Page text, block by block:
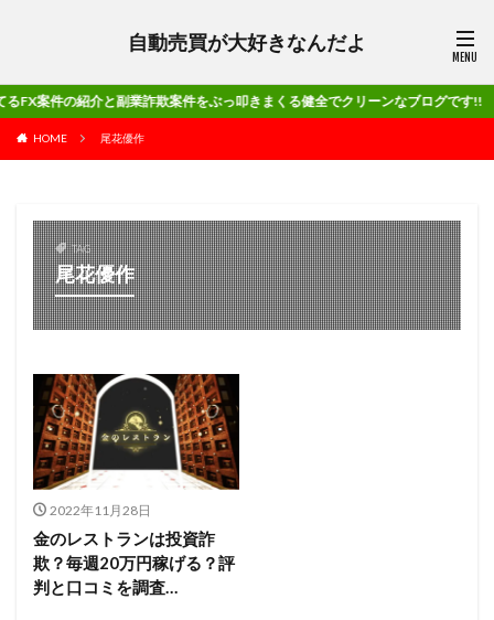
自動売買が大好きなんだよ
介と副業詐欺案件をぶっ叩きまくる健全でクリーンなブログです!!
HOME 尾花優作
TAG
尾花優作
2022年11月28日
金のレストランは投資詐
欺？毎週20万円稼げる？評
判と口コミを調査…